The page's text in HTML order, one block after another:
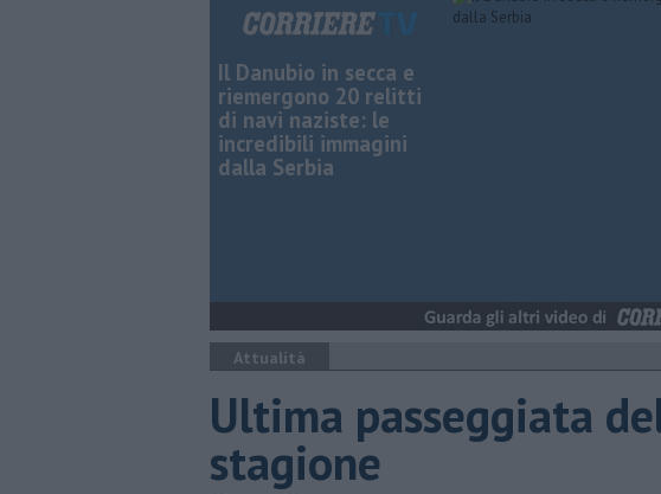
Il Danubio in secca e
riemergono 20 relitti
di navi naziste: le
incredibili immagini
dalla Serbia
Attualità
Ultima passeggiata
stagione